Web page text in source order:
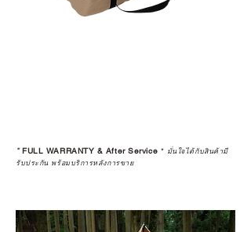
*FULL WARRANTY & After Service * มั่นใจได้กับสินค้ามี
รับประกัน พร้อมบริการหลังการขาย